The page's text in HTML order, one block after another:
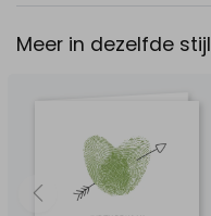
Meer in dezelfde stijl